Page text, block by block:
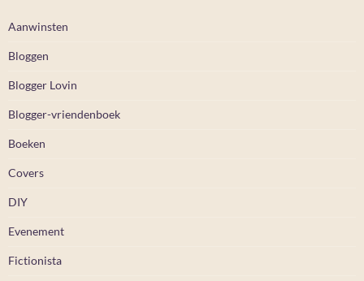
Aanwinsten
Bloggen
Blogger Lovin
Blogger-vriendenboek
Boeken
Covers
DIY
Evenement
Fictionista